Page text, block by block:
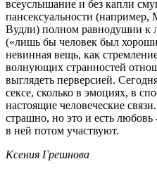
всеуслышание и без капли
пансексуальности
Вудли) полном равнодушии к
(«лишь бы человек был
невинная вещь, как
волнующих странностей
выглядеть перверсией.
сексе, сколько в эмоциях, в
настоящие человеческие
страшно, но это и есть
в ней потом участвуют.
Ксения Грешнова